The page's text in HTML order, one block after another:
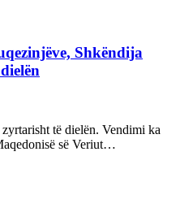
Shkëndija
të dielën. Vendimi ka
së Veriut…